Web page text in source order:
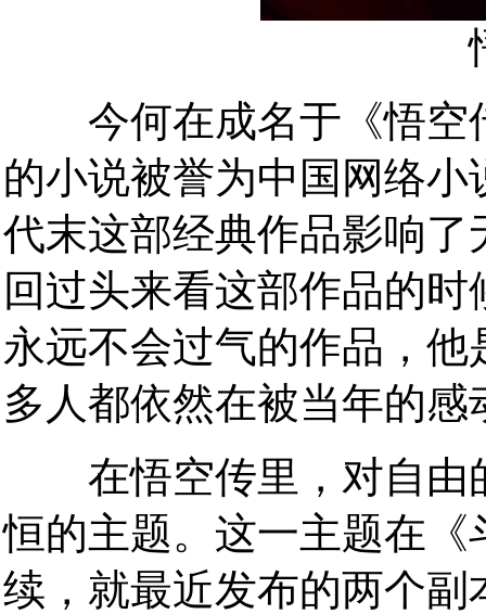
今何在成名于《悟空
的小说被誉为中国网络
代末这部经典作品影响
回过头来看这部作品的
永远不会过气的作品，
多人都依然在被当年的感
在悟空传里，对自由
恒的主题。这一主题在
续，就最近发布的两个